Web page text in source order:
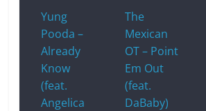
Yung
Pooda –
Already
Know
(feat.
Angelica
The
Mexican
OT – Point
Em Out
(feat.
DaBaby)